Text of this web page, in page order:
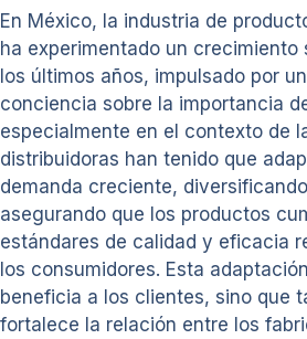
En México, la industria de
ha experimentado un crecimiento
los últimos años, impulsado por
conciencia sobre la importancia
especialmente en el contexto de
distribuidoras han tenido que
demanda creciente,
asegurando que los productos
estándares de calidad y eficacia
los consumidores. Esta
beneficia a los clientes, sino que
fortalece la relación entre los